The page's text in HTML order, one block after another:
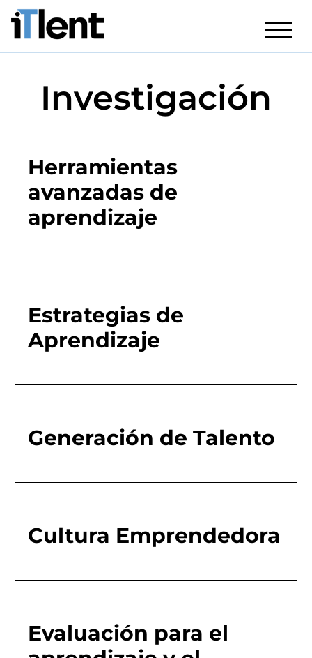
Investigación
Herramientas
avanzadas de
aprendizaje
Estrategias de
Aprendizaje
Generación de Talento
Cultura Emprendedora
Evaluación para el